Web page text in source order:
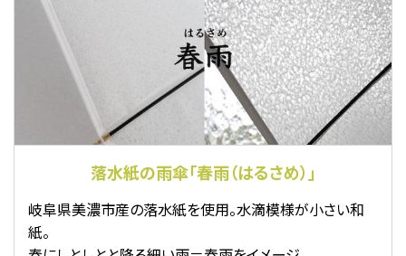
落水紙の雨傘「春雨（はるさめ）」
岐阜県美濃市産の落水紙を使用。水滴模様が小さい和
紙。